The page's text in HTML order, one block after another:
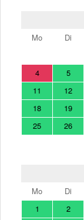
Mo
Di
4
5
11
12
18
19
25
26
Mo
Di
1
2